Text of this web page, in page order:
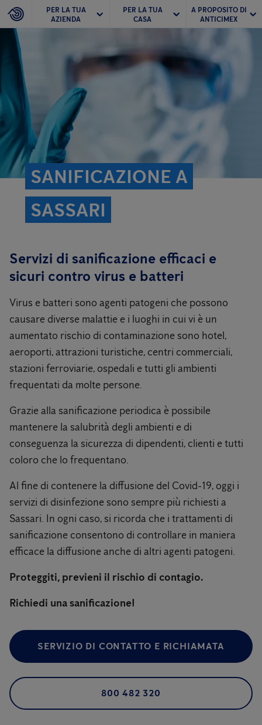
PER LA TUA
AZIENDA
PER LA TUA
CASA
A PROPOSITO DI
ANTICIMEX
SANIFICAZIONE A
SASSARI
Servizi di sanificazione efficaci e
sicuri contro virus e batteri
Virus e batteri sono agenti patogeni che possono
causare diverse malattie e i luoghi in cui vi è un
aumentato rischio di contaminazione sono hotel,
aeroporti, attrazioni turistiche, centri commerciali,
stazioni ferroviarie, ospedali e tutti gli ambienti
frequentati da molte persone.
Grazie alla sanificazione periodica è possibile
mantenere la salubrità degli ambienti e di
conseguenza la sicurezza di dipendenti, clienti e tutti
coloro che lo frequentano.
Al fine di contenere la diffusione del Covid-19, oggi i
servizi di disinfezione sono sempre più richiesti a
Sassari. In ogni caso, si ricorda che i trattamenti di
sanificazione consentono di controllare in maniera
efficace la diffusione anche di altri agenti patogeni.
Proteggiti, previeni il rischio di contagio.
Richiedi una sanificazione!
SERVIZIO DI CONTATTO E RICHIAMATA
800 482 320